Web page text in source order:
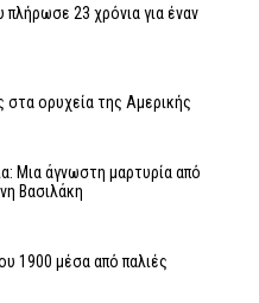
23 χρόνια για έναν
ορυχεία της Αμερικής
Μια άγνωστη μαρτυρία από
Βασιλάκη
1900 μέσα από παλιές